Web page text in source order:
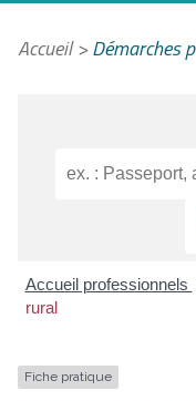
Accueil>Démarches
Accueil professionnels
rural
Fiche pratique